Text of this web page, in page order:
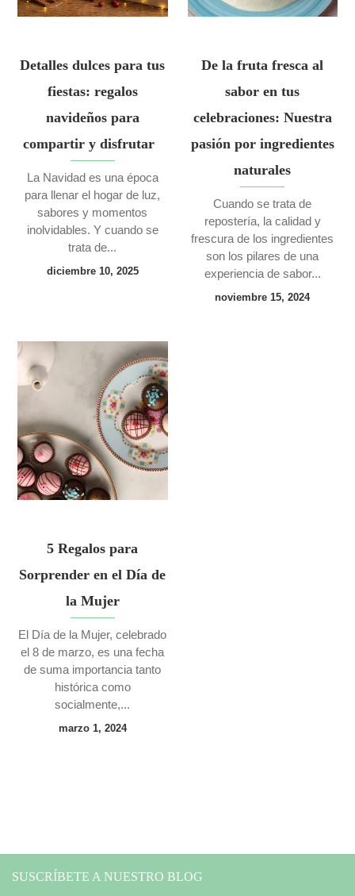
Detalles dulces para tus
fiestas: regalos
navideños para
compartir y disfrutar
La Navidad es una época
para llenar el hogar de luz,
sabores y momentos
inolvidables. Y cuando se
trata de...
diciembre 10, 2025
De la fruta fresca al
sabor en tus
celebraciones: Nuestra
pasión por ingredientes
naturales
Cuando se trata de
repostería, la calidad y
frescura de los ingredientes
son los pilares de una
experiencia de sabor...
noviembre 15, 2024
5 Regalos para
Sorprender en el Día de
la Mujer
El Día de la Mujer, celebrado
el 8 de marzo, es una fecha
de suma importancia tanto
histórica como
socialmente,...
marzo 1, 2024
SUSCRÍBETE A NUESTRO BLOG